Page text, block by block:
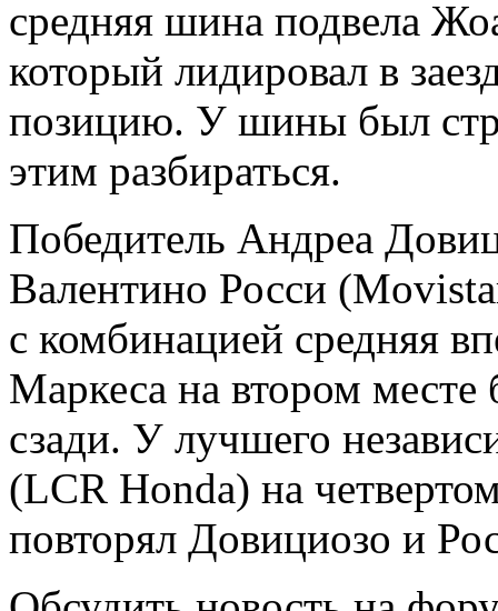
средняя шина подвела
который лидировал в
позицию. У шины был
этим разбираться.
Победитель Андреа
Валентино Росси
с комбинацией средняя
Маркеса на втором месте
сзади. У лучшего
(LCR Honda) на
повторял Довициозо и